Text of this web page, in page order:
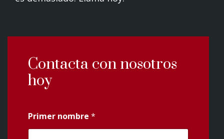
Contacta con nosotros
hoy
Primer nombre *